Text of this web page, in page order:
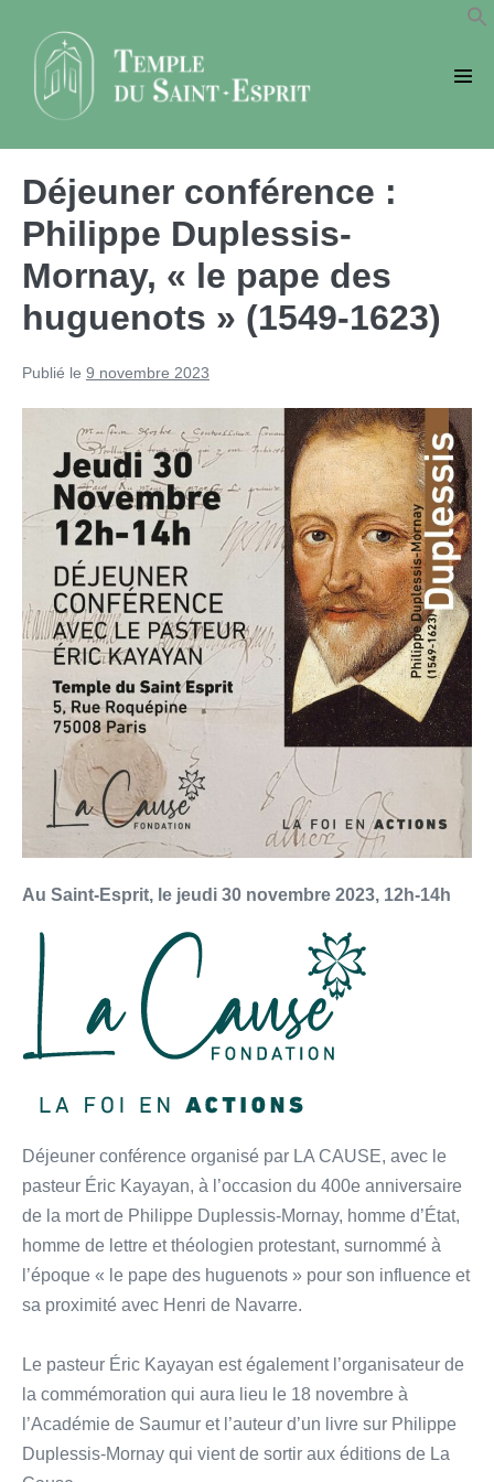
contenu
Déjeuner conférence :
Philippe Duplessis-
Mornay, « le pape des
huguenots » (1549-1623)
Publié le 9 novembre 2023
Au Saint-Esprit, le jeudi 30 novembre 2023, 12h-14h
Déjeuner conférence organisé par LA CAUSE, avec le
pasteur Éric Kayayan, à l’occasion du 400e anniversaire
de la mort de Philippe Duplessis-Mornay, homme d’État,
homme de lettre et théologien protestant, surnommé à
l’époque « le pape des huguenots » pour son influence et
sa proximité avec Henri de Navarre.
Le pasteur Éric Kayayan est également l’organisateur de
la commémoration qui aura lieu le 18 novembre à
l’Académie de Saumur et l’auteur d’un livre sur Philippe
Duplessis-Mornay qui vient de sortir aux éditions de La